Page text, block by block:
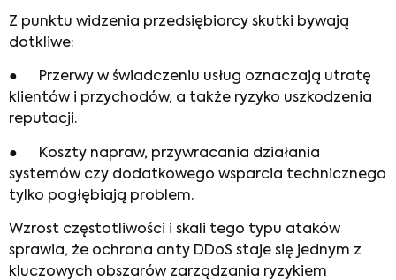
Z punktu widzenia przedsiębiorcy skutki bywają
dotkliwe:
● Przerwy w świadczeniu usług oznaczają utratę
klientów i przychodów, a także ryzyko uszkodzenia
reputacji.
● Koszty napraw, przywracania działania
systemów czy dodatkowego wsparcia technicznego
tylko pogłębiają problem.
Wzrost częstotliwości i skali tego typu ataków
sprawia, że ochrona anty DDoS staje się jednym z
kluczowych obszarów zarządzania ryzykiem